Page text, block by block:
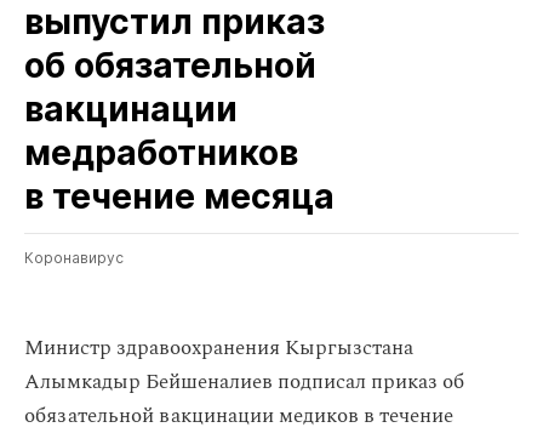
выпустил приказ
об обязательной
вакцинации
медработников
в течение месяца
Коронавирус
Министр здравоохранения Кыргызстана
Алымкадыр Бейшеналиев подписал приказ об
обязательной вакцинации медиков в течение